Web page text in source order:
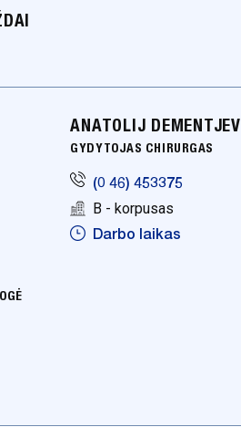
ANATOLIJ DEMENTJEV
GYDYTOJAS CHIRURGAS
(0 46) 453375
B - korpusas
Darbo laikas